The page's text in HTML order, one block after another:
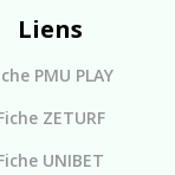
Liens
PMU PLAY
ZETURF
UNIBET